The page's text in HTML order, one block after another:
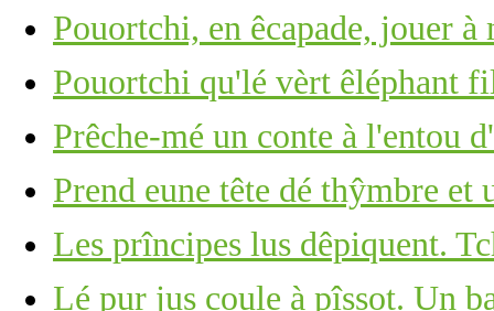
Pouortchi, en êcapade, jouer à
Pouortchi qu'lé vèrt êléphant
Prêche-mé un conte à l'entou
Prend eune tête dé thŷmbre et
Les prîncipes lus dêpiquent.
Lé pur jus coule à pîssot. Un